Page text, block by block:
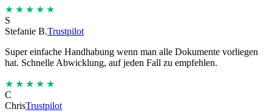
★★★★★
S
Stefanie B.Trustpilot
Super einfache Handhabung wenn man alle Dokumente vorliegen
hat. Schnelle Abwicklung, auf jeden Fall zu empfehlen.
★★★★★
C
ChrisTrustpilot